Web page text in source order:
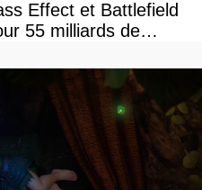
Effect et Battlefield
55 milliards de